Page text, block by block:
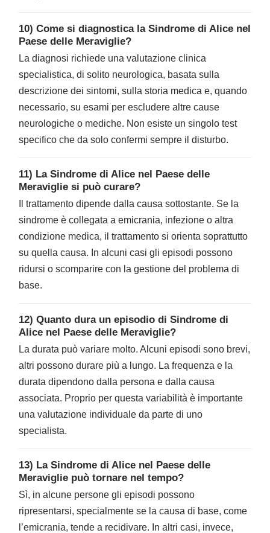
10) Come si diagnostica la Sindrome di Alice nel
Paese delle Meraviglie?
La diagnosi richiede una valutazione clinica
specialistica, di solito neurologica, basata sulla
descrizione dei sintomi, sulla storia medica e, quando
necessario, su esami per escludere altre cause
neurologiche o mediche. Non esiste un singolo test
specifico che da solo confermi sempre il disturbo.
11) La Sindrome di Alice nel Paese delle
Meraviglie si può curare?
Il trattamento dipende dalla causa sottostante. Se la
sindrome è collegata a emicrania, infezione o altra
condizione medica, il trattamento si orienta soprattutto
su quella causa. In alcuni casi gli episodi possono
ridursi o scomparire con la gestione del problema di
base.
12) Quanto dura un episodio di Sindrome di
Alice nel Paese delle Meraviglie?
La durata può variare molto. Alcuni episodi sono brevi,
altri possono durare più a lungo. La frequenza e la
durata dipendono dalla persona e dalla causa
associata. Proprio per questa variabilità è importante
una valutazione individuale da parte di uno
specialista.
13) La Sindrome di Alice nel Paese delle
Meraviglie può tornare nel tempo?
Sì, in alcune persone gli episodi possono
ripresentarsi, specialmente se la causa di base, come
l’emicrania, tende a recidivare. In altri casi, invece,